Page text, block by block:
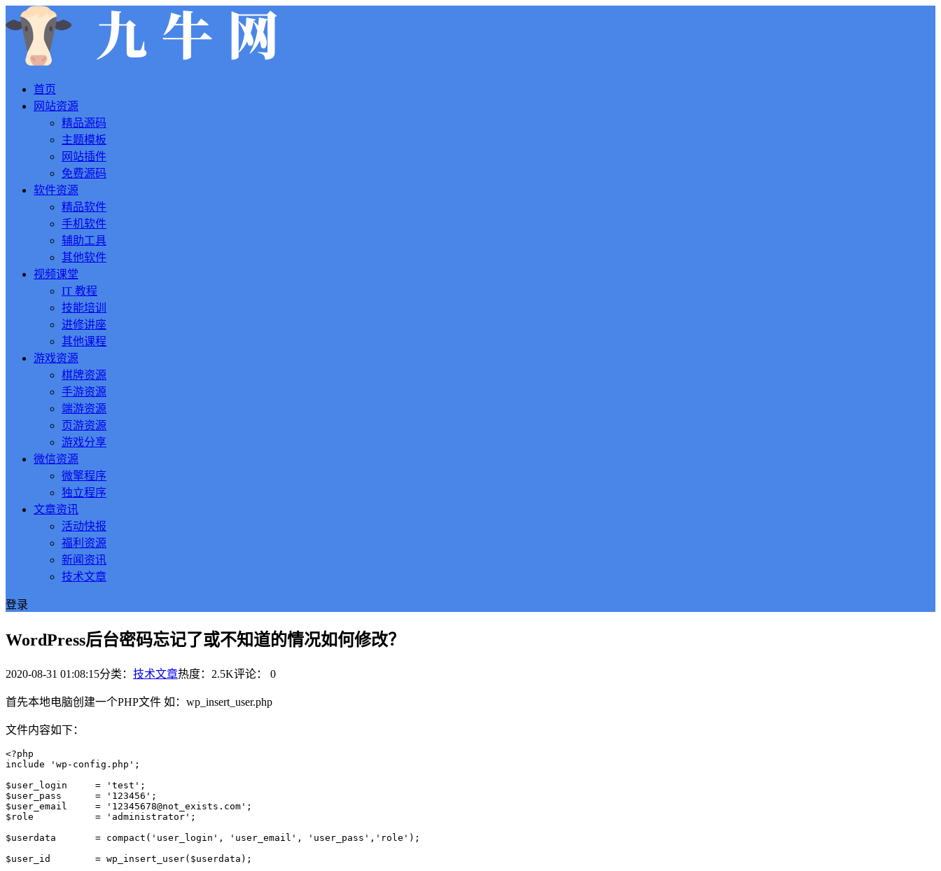
首页
网站资源
精品源码
主题模板
网站插件
免费源码
软件资源
精品软件
手机软件
辅助工具
其他软件
视频课堂
IT 教程
技能培训
进修讲座
其他课程
游戏资源
棋牌资源
手游资源
端游资源
页游资源
游戏分享
微信资源
微擎程序
独立程序
文章资讯
活动快报
福利资源
新闻资讯
技术文章
登录
WordPress后台密码忘记了或不知道的情况如何修改？
2020-08-31 01:08:15分类： 技术文章热度：2.5K评论： 0
首先本地电脑创建一个PHP文件 如：wp_insert_user.php
文件内容如下：
<?php
include 'wp-config.php';
$user_login	= 'test';
$user_pass	= '123456';
$user_email	= '12345678@not_exists.com';
$role		= 'administrator';
$userdata	= compact('user_login', 'user_email', 'user_pass','role');
$user_id	= wp_insert_user($userdata);